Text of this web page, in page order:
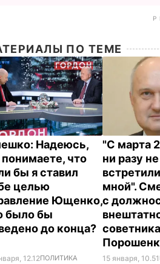
ПО ТЕМЕ
Надеюсь,
что
бы я ставил
целью
Ющенко,
было бы
до конца?
12.12ПОЛИТИКА
"С марта
ни разу не
мной".
с
советника
15 января, 10.51